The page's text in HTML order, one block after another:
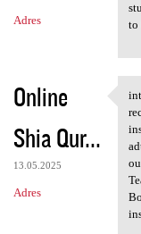
Adres
to
Online
Shia Qur...
13.05.2025
Adres